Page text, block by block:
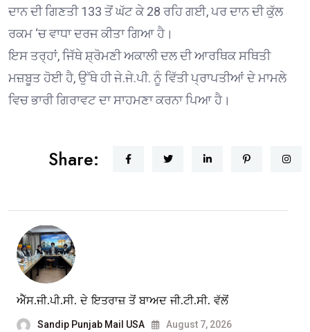
ਦਾਨ ਦੀ ਗਿਣਤੀ 133 ਤੋਂ ਘੱਟ ਕੇ 28 ਰਹਿ ਗਈ, ਪਰ ਦਾਨ ਦੀ ਕੁੱਲ
ਰਕਮ ‘ਚ ਵਾਧਾ ਦਰਜ ਕੀਤਾ ਗਿਆ ਹੈ।
ਇਸ ਤਰ੍ਹਾਂ, ਜਿੱਥੇ ਸ਼੍ਰੋਮਣੀ ਅਕਾਲੀ ਦਲ ਦੀ ਆਰਥਿਕ ਸਥਿਤੀ
ਮਜ਼ਬੂਤ ਹੋਈ ਹੈ, ਉੱਥੇ ਹੀ ਜੇ.ਜੇ.ਪੀ. ਨੂੰ ਵਿੱਤੀ ਪ੍ਰਾਪਤੀਆਂ ਦੇ ਮਾਮਲੇ
ਵਿਚ ਭਾਰੀ ਗਿਰਾਵਟ ਦਾ ਸਾਹਮਣਾ ਕਰਨਾ ਪਿਆ ਹੈ।
Share:
ਐੱਸ.ਜੀ.ਪੀ.ਸੀ. ਦੇ ਇਤਰਾਜ਼ ਤੋਂ ਬਾਅਦ ਜੀ.ਟੀ.ਸੀ. ਵੱਲੋਂ
Sandip Punjab Mail USA August 7, 2026